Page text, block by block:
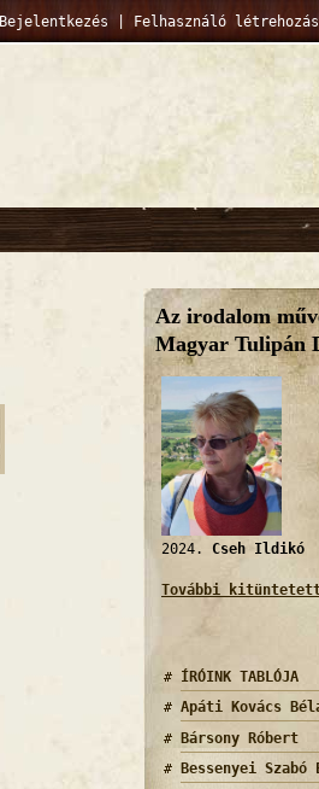
Bejelentkezés Felhasználó
Az irodalom
Magyar Tulipán
2024. Cseh Ildikó
További
ÍRÓINK TABLÓJA
Apáti Kovács
Bársony Róbert
Bessenyei Szabó